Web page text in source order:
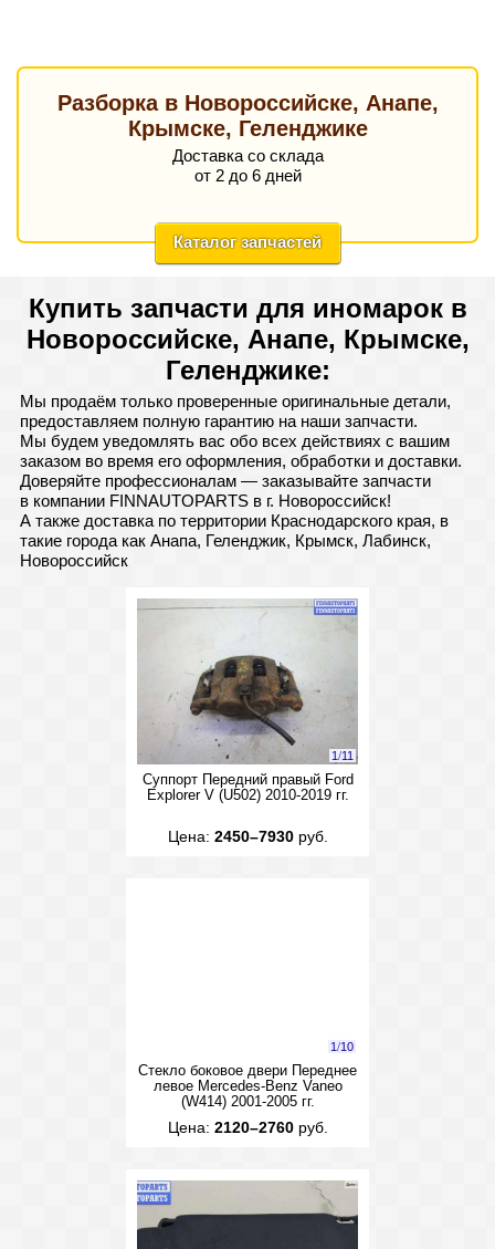
Разборка в Новороссийске, Анапе,
Крымске, Геленджике
Доставка со склада
от 2 до 6 дней
Каталог запчастей
Купить запчасти для иномарок в
Новороссийске, Анапе, Крымске,
Геленджике:
Мы продаём только проверенные оригинальные детали,
предоставляем полную гарантию на наши запчасти.
Мы будем уведомлять вас обо всех действиях с вашим
заказом во время его оформления, обработки и доставки.
Доверяйте профессионалам — заказывайте запчасти
в компании FINNAUTOPARTS в г. Новороссийск!
А также доставка по территории Краснодарского края, в
такие города как Анапа, Геленджик, Крымск, Лабинск,
Новороссийск
1/11
Суппорт Передний правый Ford
Explorer V (U502) 2010-2019 гг.
Цена: 2450–7930руб.
1/10
Стекло боковое двери Переднее
левое Mercedes-Benz Vaneo
(W414) 2001-2005 гг.
Цена: 2120–2760руб.